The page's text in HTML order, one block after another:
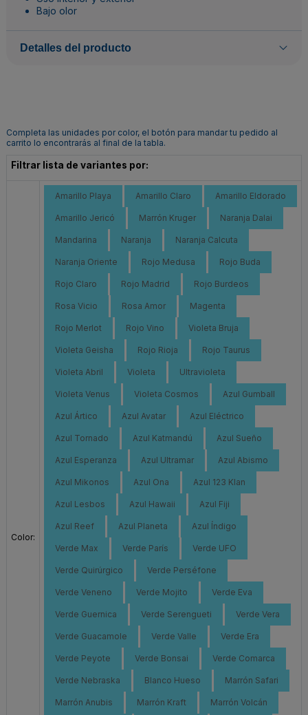
Bajo olor
Detalles del producto
Completa las unidades por color, el botón para mandar tu pedido al
carrito lo encontrarás al final de la tabla.
Filtrar lista de variantes por:
Color:
Amarillo Playa Amarillo Claro Amarillo Eldorado
Amarillo Jericó Marrón Kruger Naranja Dalai
Mandarina Naranja Naranja Calcuta
Naranja Oriente Rojo Medusa Rojo Buda
Rojo Claro Rojo Madrid Rojo Burdeos
Rosa Vicio Rosa Amor Magenta
Rojo Merlot Rojo Vino Violeta Bruja
Violeta Geisha Rojo Rioja Rojo Taurus
Violeta Abril Violeta Ultravioleta
Violeta Venus Violeta Cosmos Azul Gumball
Azul Ártico Azul Avatar Azul Eléctrico
Azul Tornado Azul Katmandú Azul Sueño
Azul Esperanza Azul Ultramar Azul Abismo
Azul Mikonos Azul Ona Azul 123 Klan
Azul Lesbos Azul Hawaii Azul Fiji
Azul Reef Azul Planeta Azul Índigo
Verde Max Verde París Verde UFO
Verde Quirúrgico Verde Perséfone
Verde Veneno Verde Mojito Verde Eva
Verde Guernica Verde Serengueti Verde Vera
Verde Guacamole Verde Valle Verde Era
Verde Peyote Verde Bonsai Verde Comarca
Verde Nebraska Blanco Hueso Marrón Safari
Marrón Anubis Marrón Kraft Marrón Volcán